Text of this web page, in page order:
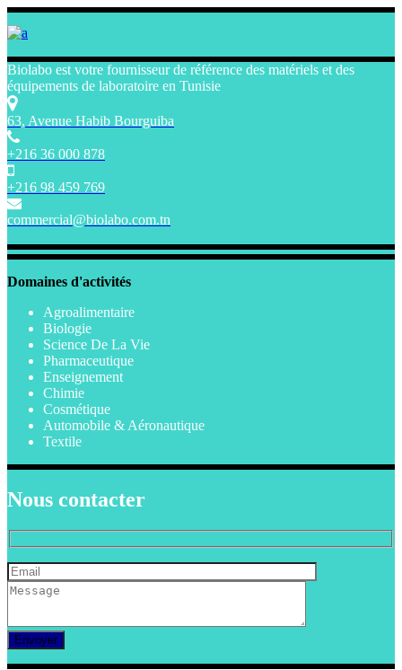
Biolabo est votre fournisseur de référence des matériels et des
équipements de laboratoire en Tunisie
63, Avenue Habib Bourguiba
+216 36 000 878
+216 98 459 769
commercial@biolabo.com.tn
Domaines d'activités
Agroalimentaire
Biologie
Science De La Vie
Pharmaceutique
Enseignement
Chimie
Cosmétique
Automobile & Aéronautique
Textile
Nous contacter